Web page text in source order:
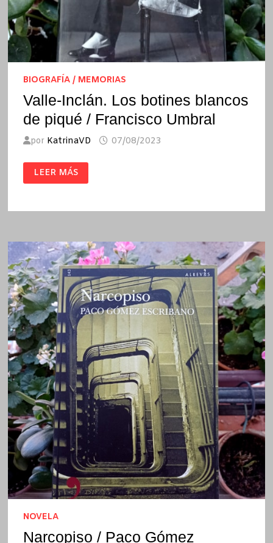
BIOGRAFÍA / MEMORIAS
Valle-Inclán. Los botines blancos
de piqué / Francisco Umbral
por KatrinaVD 07/08/2023
VALLE-
INCLÁN.
LOS
DE
UMBRAL
LEER MÁS
NOVELA
Narcopiso / Paco Gómez